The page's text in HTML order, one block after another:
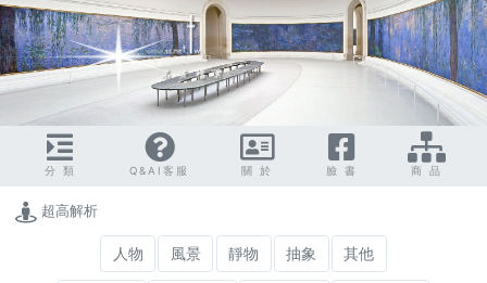
分 類 Q&AI客服 關 於 臉 書 商 品
超高解析
人物 風景 靜物 抽象 其他